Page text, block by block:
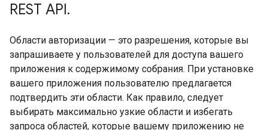
REST API.
Области авторизации — это разрешения, которые вы
запрашиваете у пользователей для доступа вашего
приложения к содержимому собрания. При установке
вашего приложения пользователю предлагается
подтвердить эти области. Как правило, следует
выбирать максимально узкие области и избегать
запроса областей, которые вашему приложению не